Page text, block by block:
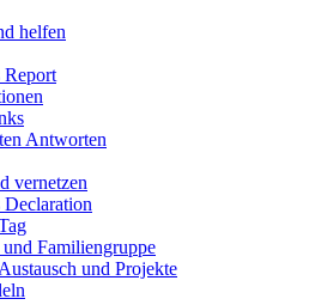
helfen
Report
Antworten
vernetzen
Declaration
Familiengruppe
und Projekte